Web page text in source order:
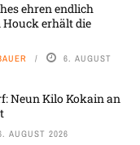
ehren endlich
erhält die
6. AUGUST
Neun Kilo Kokain an
AUGUST 2026